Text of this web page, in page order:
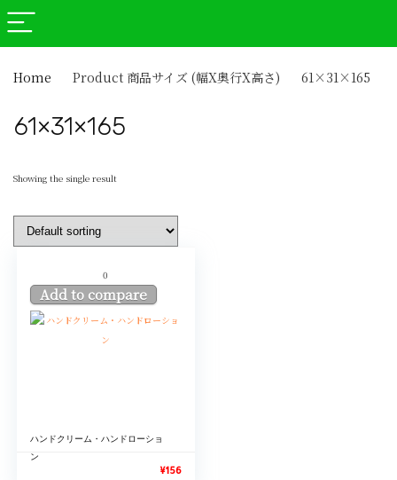
Home Product 商品サイズ (幅X奥行X高さ) 61×31×165
61×31×165
Showing the single result
0
Add to compare
ハンドクリーム・ハンドローショ
ン
¥156